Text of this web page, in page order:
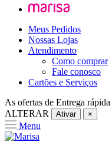
Meus Pedidos
Nossas Lojas
Atendimento
Como comprar
Fale conosco
Cartões e Serviços
As ofertas de Entrega rápida
ALTERAR
Ativar ×
Menu